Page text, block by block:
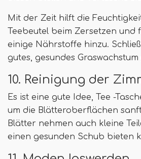
Mit der Zeit hilft die
Teebeutel beim Zersetzen und
einige Nährstoffe hinzu.
gutes, gesundes
10. Reinigung der
Es ist eine gute Idee, Tee -
um die Blätteroberflächen
Blätter nehmen auch kleine
einen gesunden Schub bieten